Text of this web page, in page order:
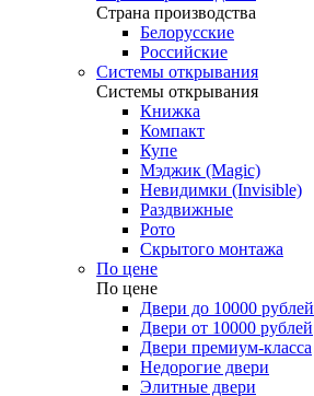
Страна производства
Белорусские
Российские
Системы открывания
Системы открывания
Книжка
Компакт
Купе
Мэджик (Magic)
Невидимки (Invisible)
Раздвижные
Рото
Скрытого монтажа
По цене
По цене
Двери до 10000 рублей
Двери от 10000 рублей
Двери премиум-класса
Недорогие двери
Элитные двери